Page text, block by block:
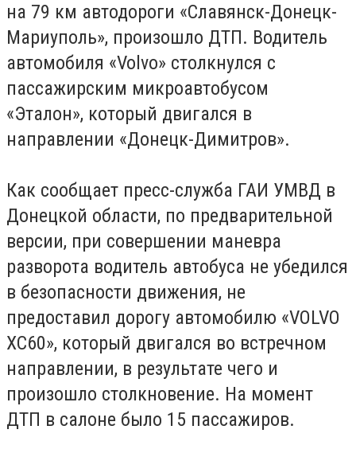
на 79 км автодороги «Славянск-Донецк-
Мариуполь», произошло ДТП. Водитель
автомобиля «Volvo» столкнулся с
пассажирским микроавтобусом
«Эталон», который двигался в
направлении «Донецк-Димитров».
Как сообщает пресс-служба ГАИ УМВД в
Донецкой области, по предварительной
версии, при совершении маневра
разворота водитель автобуса не убедился
в безопасности движения, не
предоставил дорогу автомобилю «VOLVO
XC60», который двигался во встречном
направлении, в результате чего и
произошло столкновение. На момент
ДТП в салоне было 15 пассажиров.